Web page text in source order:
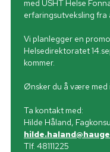
med USHT Helse
erfaringsutveksling fra
Vi planlegger en
Helsedirektoratet
kommer.
Ønsker du å være med
Ta kontakt med:
Hilde Håland,
Tlf. 48111225